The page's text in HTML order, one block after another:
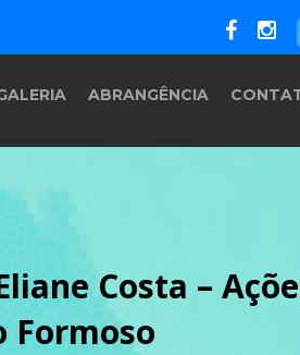
ABRANGÊNCIA
Costa –
Formoso